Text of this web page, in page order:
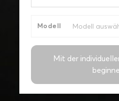
Modell
Mit der